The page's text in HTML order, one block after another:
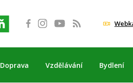
Doprava Vzdělávání Bydlení